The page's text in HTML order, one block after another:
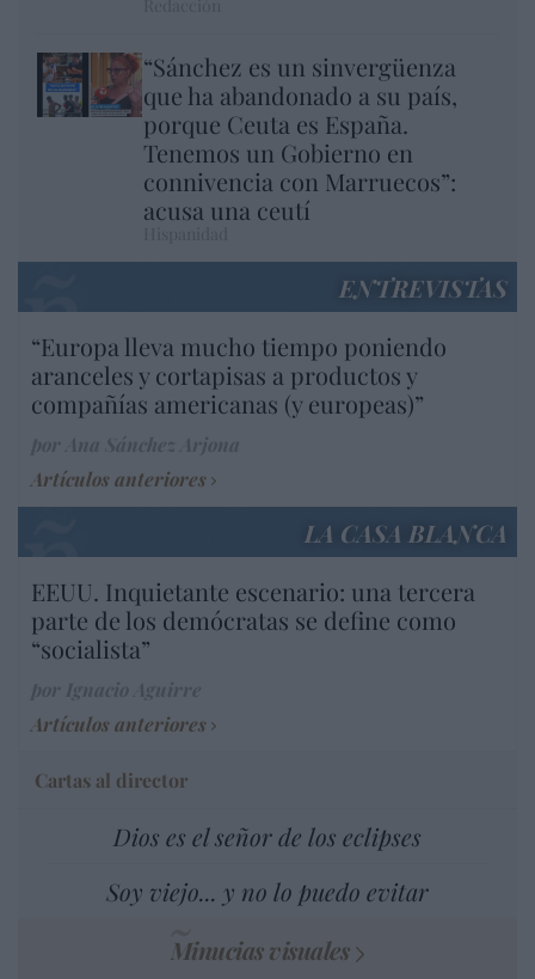
“Sánchez es un sinvergüenza
que ha abandonado a su país,
porque Ceuta es España.
Tenemos un Gobierno en
connivencia con Marruecos”:
acusa una ceutí
ENTREVISTAS
“Europa lleva mucho tiempo poniendo
aranceles y cortapisas a productos y
compañías americanas (y europeas)”
Artículos anteriores
LA CASA BLANCA
EEUU. Inquietante escenario: una tercera
parte de los demócratas se define como
“socialista”
Artículos anteriores
Cartas al director
Dios es el señor de los eclipses
Soy viejo... y no lo puedo evitar
Minucias visuales